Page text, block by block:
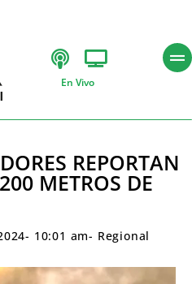
En Vivo
REPORTAN
METROS DE
- 10:01 am- Regional